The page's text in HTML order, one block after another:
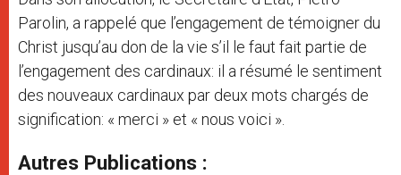
Parolin, a rappelé que l’engagement de témoigner du
Christ jusqu’au don de la vie s’il le faut fait partie de
l’engagement des cardinaux: il a résumé le sentiment
des nouveaux cardinaux par deux mots chargés de
signification: « merci » et « nous voici ».
Autres Publications :